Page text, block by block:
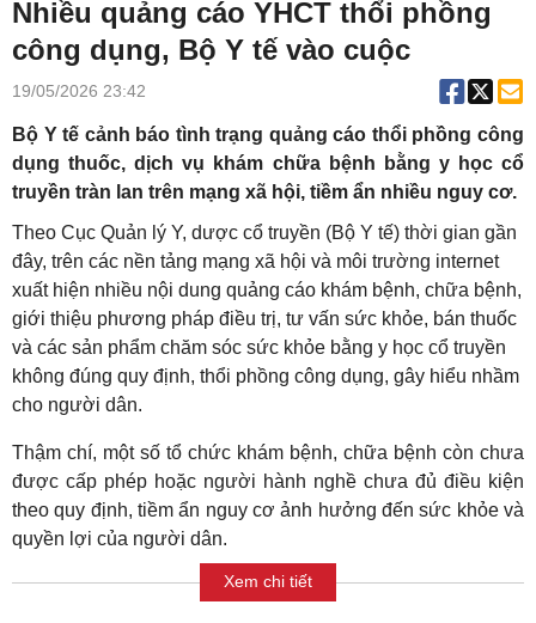
Nhiều quảng cáo YHCT thổi phồng
công dụng, Bộ Y tế vào cuộc
19/05/2026 23:42
Bộ Y tế cảnh báo tình trạng quảng cáo thổi phồng công
dụng thuốc, dịch vụ khám chữa bệnh bằng y học cổ
truyền tràn lan trên mạng xã hội, tiềm ẩn nhiều nguy cơ.
Theo Cục Quản lý Y, dược cổ truyền (Bộ Y tế) thời gian gần
đây, trên các nền tảng mạng xã hội và môi trường internet
xuất hiện nhiều nội dung quảng cáo khám bệnh, chữa bệnh,
giới thiệu phương pháp điều trị, tư vấn sức khỏe, bán thuốc
và các sản phẩm chăm sóc sức khỏe bằng y học cổ truyền
không đúng quy định, thổi phồng công dụng, gây hiểu nhầm
cho người dân.
Thậm chí, một số tổ chức khám bệnh, chữa bệnh còn chưa
được cấp phép hoặc người hành nghề chưa đủ điều kiện
theo quy định, tiềm ẩn nguy cơ ảnh hưởng đến sức khỏe và
quyền lợi của người dân.
Xem chi tiết